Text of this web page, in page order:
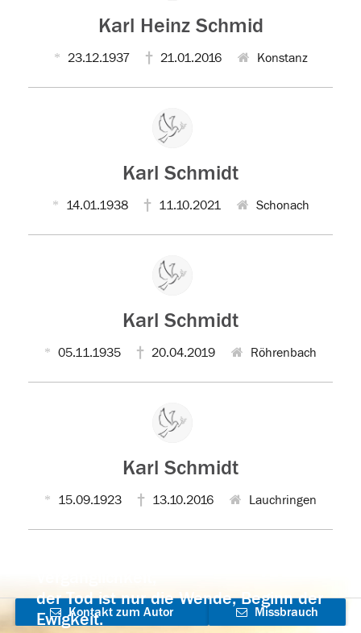
Karl Heinz Schmid
23.12.1937 21.01.2016 Konstanz
Karl Schmidt
14.01.1938 11.10.2021 Schonach
Karl Schmidt
05.11.1935 20.04.2019 Röhrenbach
Karl Schmidt
15.09.1923 13.10.2016 Lauchringen
der Tod ist nur die Wende, Beginn der
Ewigkeit.
Kontakt zum Autor
Missbrauch